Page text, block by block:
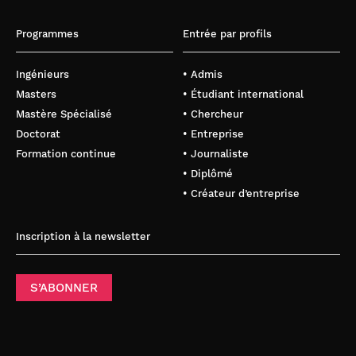
Programmes
Ingénieurs
Masters
Mastère Spécialisé
Doctorat
Formation continue
Entrée par profils
• Admis
• Étudiant international
• Chercheur
• Entreprise
• Journaliste
• Diplômé
• Créateur d’entreprise
Inscription à la newsletter
S’ABONNER